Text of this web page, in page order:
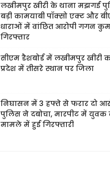
लखीमपुर खीरी के थाना मझगई
बड़ी कामयाबी पॉक्सो एक्ट और
धाराओं में वांछित आरोपी गगन
गिरफ्तार
सीएम डैशबोर्ड में लखीमपुर खीरी
प्रदेश में तीसरे स्थान पर जिला
निघासन में 3 हफ्ते से फरार दो
पुलिस ने दबोचा, मारपीट में
मामले में हुई गिरफ्तारी